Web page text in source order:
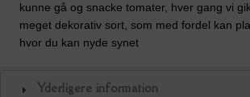
kunne gå og snacke tomater, hver gang vi
meget dekorativ sort, som med fordel kan
hvor du kan nyde synet
Yderligere information